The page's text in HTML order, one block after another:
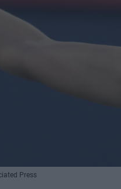
Press